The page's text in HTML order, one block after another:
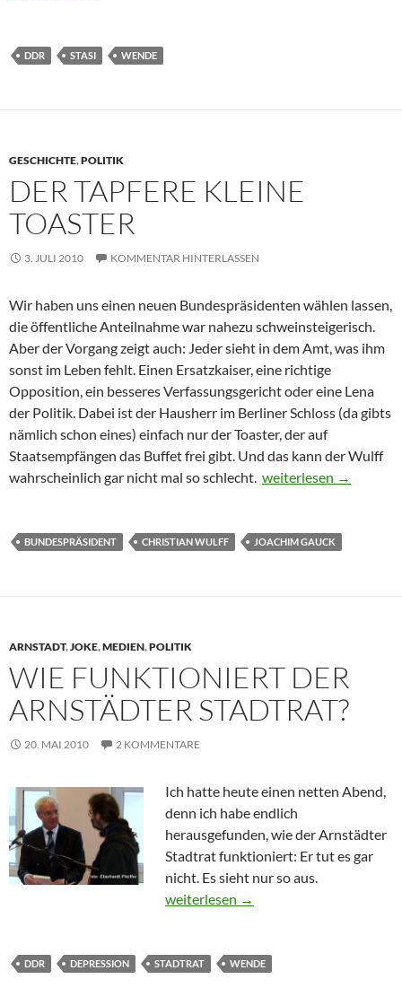
DDR STASI WENDE
GESCHICHTE,POLITIK
DER TAPFERE KLEINE
TOASTER
3. JULI 2010 KOMMENTAR HINTERLASSEN
Wir haben uns einen neuen Bundespräsidenten wählen lassen,
die öffentliche Anteilnahme war nahezu schweinsteigerisch.
Aber der Vorgang zeigt auch: Jeder sieht in dem Amt, was ihm
sonst im Leben fehlt. Einen Ersatzkaiser, eine richtige
Opposition, ein besseres Verfassungsgericht oder eine Lena
der Politik. Dabei ist der Hausherr im Berliner Schloss (da gibts
nämlich schon eines) einfach nur der Toaster, der auf
Staatsempfängen das Buffet frei gibt. Und das kann der Wulff
wahrscheinlich gar nicht mal so schlecht. Der tapfere kleine
weiterlesen →
BUNDESPRÄSIDENT CHRISTIAN WULFF JOACHIM GAUCK
ARNSTADT,JOKE,MEDIEN,POLITIK
WIE FUNKTIONIERT DER
ARNSTÄDTER STADTRAT?
20. MAI 2010 2 KOMMENTARE
Ich hatte heute einen netten Abend,
denn ich habe endlich
herausgefunden, wie der Arnstädter
Stadtrat funktioniert: Er tut es gar
nicht. Es sieht nur so aus.
Wie funktioniert der Arnstädter
weiterlesen →
DDR DEPRESSION STADTRAT WENDE